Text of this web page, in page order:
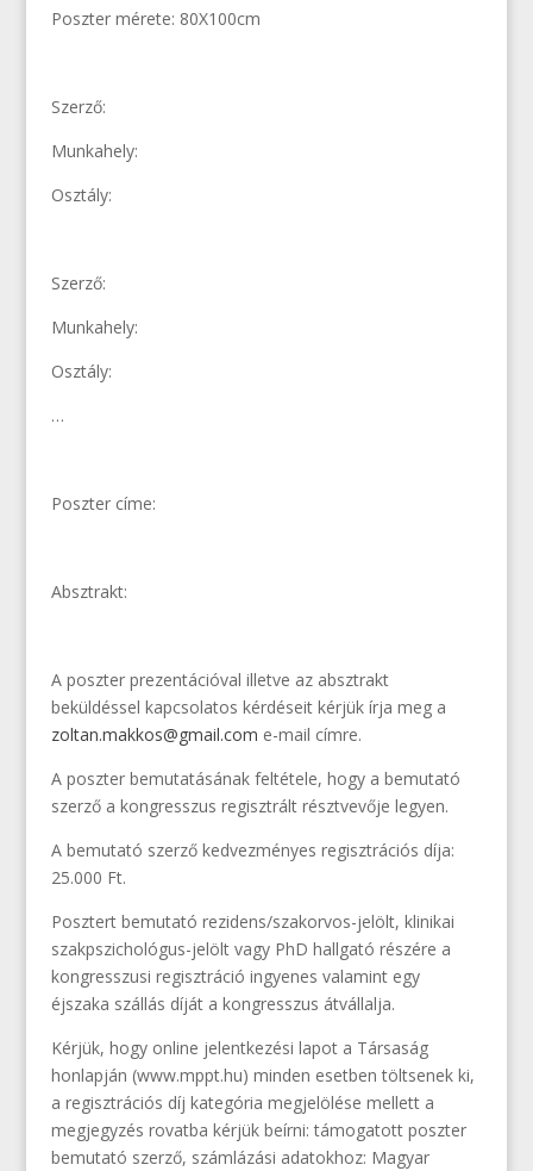
Poszter mérete: 80X100cm
Szerző:
Munkahely:
Osztály:
Szerző:
Munkahely:
Osztály:
…
Poszter címe:
Absztrakt:
A poszter prezentációval illetve az absztrakt
beküldéssel kapcsolatos kérdéseit kérjük írja meg a
zoltan.makkos@gmail.com e-mail címre.
A poszter bemutatásának feltétele, hogy a bemutató
szerző a kongresszus regisztrált résztvevője legyen.
A bemutató szerző kedvezményes regisztrációs díja:
25.000 Ft.
Posztert bemutató rezidens/szakorvos-jelölt, klinikai
szakpszichológus-jelölt vagy PhD hallgató részére a
kongresszusi regisztráció ingyenes valamint egy
éjszaka szállás díját a kongresszus átvállalja.
Kérjük, hogy online jelentkezési lapot a Társaság
honlapján (www.mppt.hu) minden esetben töltsenek ki,
a regisztrációs díj kategória megjelölése mellett a
megjegyzés rovatba kérjük beírni: támogatott poszter
bemutató szerző, számlázási adatokhoz: Magyar